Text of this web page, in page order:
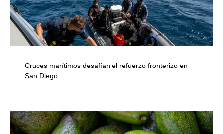
Cruces marítimos desafían el refuerzo fronterizo en
San Diego